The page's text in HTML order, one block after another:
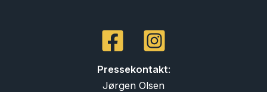
Pressekontakt:
Jørgen Olsen